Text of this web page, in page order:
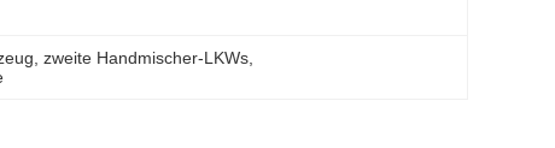
, zweite Handmischer-LKWs